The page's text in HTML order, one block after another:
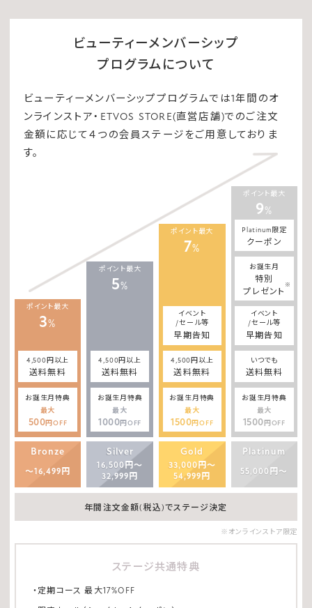
ビューティーメンバーシップ
プログラムについて
ビューティーメンバーシッププログラムでは1年間のオ
ンラインストア・ETVOS STORE(直営店舗)でのご注文
金額に応じて４つの会員ステージをご用意しておりま
す。
ポイント最大
3%
4,500円以上
送料無料
お誕生月特典
最大
500円OFF
Bronze
～16,499円
ポイント最大
5%
4,500円以上
送料無料
お誕生月特典
最大
1000円OFF
Silver
16,500円～
32,999円
ポイント最大
7%
イベント
/セール等
早期告知
4,500円以上
送料無料
お誕生月特典
最大
1500円OFF
Gold
33,000円～
54,999円
ポイント最大
9%
Platinum限定
クーポン
お誕生月
特別
プレゼント
※
イベント
/セール等
早期告知
いつでも
送料無料
お誕生月特典
最大
1500 円OFF
Platinum
55,000円～
年間注文金額(税込)でステージ決定
※オンラインストア限定
ステージ共通特典
・定期コース 最大17%OFF